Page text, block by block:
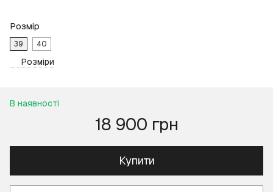
Розмір
39 40
Розміри
В наявності
18 900 грн
Купити